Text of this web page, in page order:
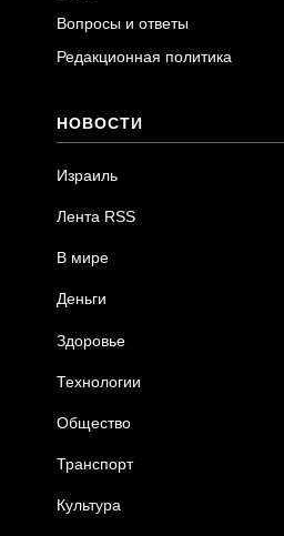
Вопросы и ответы
Редакционная политика
НОВОСТИ
Израиль
Лента RSS
В мире
Деньги
Здоровье
Технологии
Общество
Транспорт
Культура